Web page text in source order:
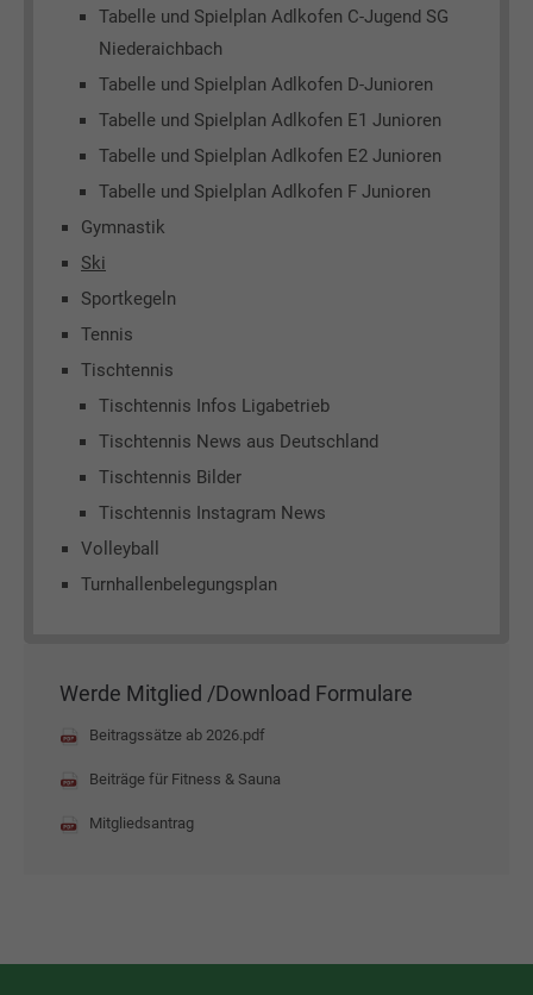
Tabelle und Spielplan Adlkofen C-Jugend SG
Niederaichbach
Tabelle und Spielplan Adlkofen D-Junioren
Tabelle und Spielplan Adlkofen E1 Junioren
Tabelle und Spielplan Adlkofen E2 Junioren
Tabelle und Spielplan Adlkofen F Junioren
Gymnastik
Ski
Sportkegeln
Tennis
Tischtennis
Tischtennis Infos Ligabetrieb
Tischtennis News aus Deutschland
Tischtennis Bilder
Tischtennis Instagram News
Volleyball
Turnhallenbelegungsplan
Werde Mitglied /Download Formulare
Beitragssätze ab 2026.pdf
Beiträge für Fitness & Sauna
Mitgliedsantrag